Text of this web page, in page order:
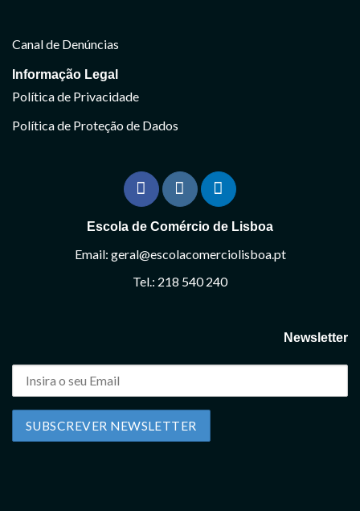
Canal de Denúncias
Informação Legal
Política de Privacidade
Política de Proteção de Dados
Escola de Comércio de Lisboa
Email: geral@escolacomerciolisboa.pt
Tel.: 218 540 240
Newsletter